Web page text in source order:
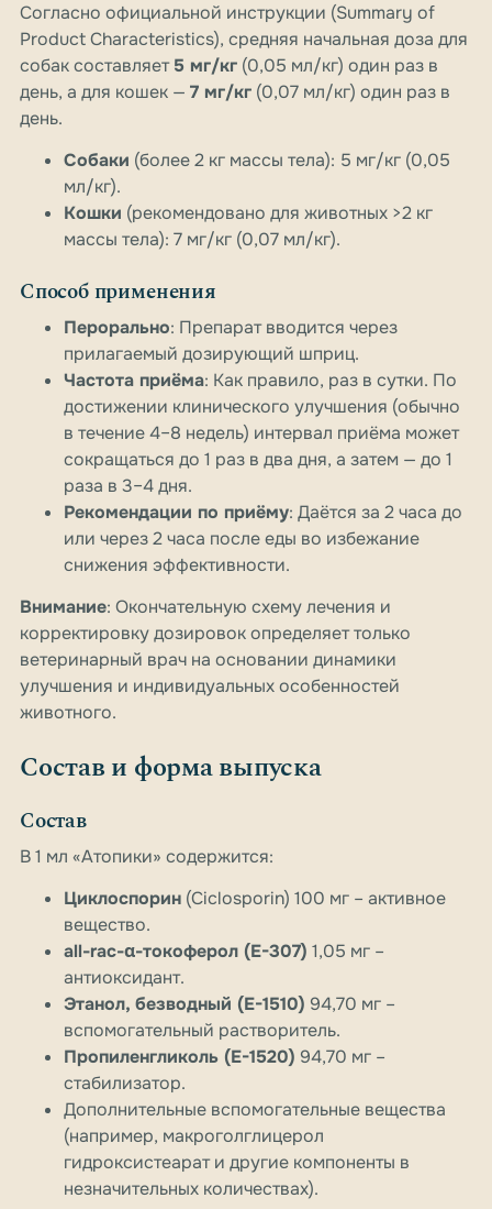
Согласно официальной инструкции (Summary of
Product Characteristics), средняя начальная доза для
собак составляет5 мг/кг (0,05 мл/кг) один раз в
день, а для кошек — 7 мг/кг (0,07 мл/кг) один раз в
день.
Собаки (более 2 кг массы тела): 5 мг/кг (0,05
мл/кг).
Кошки (рекомендовано для животных >2 кг
массы тела): 7 мг/кг (0,07 мл/кг).
Способ применения
Перорально: Препарат вводится через
прилагаемый дозирующий шприц.
Частота приёма: Как правило, раз в сутки. По
достижении клинического улучшения (обычно
в течение 4–8 недель) интервал приёма может
сокращаться до 1 раз в два дня, а затем — до 1
раза в 3–4 дня.
Рекомендации по приёму: Даётся за 2 часа до
или через 2 часа после еды во избежание
снижения эффективности.
Внимание: Окончательную схему лечения и
корректировку дозировок определяет только
ветеринарный врач на основании динамики
улучшения и индивидуальных особенностей
животного.
Состав и форма выпуска
Состав
В 1 мл «Атопики» содержится:
Циклоспорин (Ciclosporin) 100 мг – активное
вещество.
all-rac-α-токоферол (E-307) 1,05 мг –
антиоксидант.
Этанол, безводный (E-1510) 94,70 мг –
вспомогательный растворитель.
Пропиленгликоль (E-1520) 94,70 мг –
стабилизатор.
Дополнительные вспомогательные вещества
(например, макроголглицерол
гидроксистеарат и другие компоненты в
незначительных количествах).